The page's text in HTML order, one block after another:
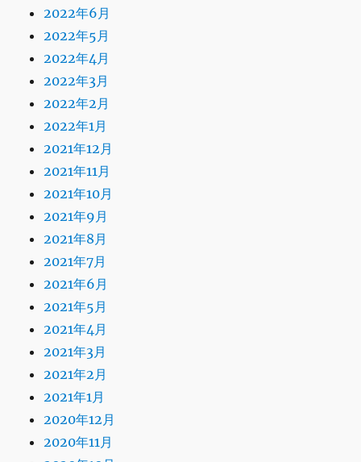
2022年6月
2022年5月
2022年4月
2022年3月
2022年2月
2022年1月
2021年12月
2021年11月
2021年10月
2021年9月
2021年8月
2021年7月
2021年6月
2021年5月
2021年4月
2021年3月
2021年2月
2021年1月
2020年12月
2020年11月